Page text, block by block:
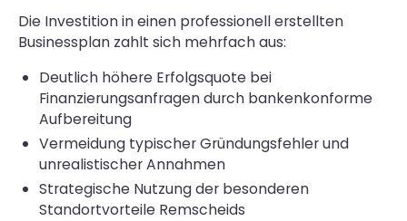
Die Investition in einen professionell erstellten
Businessplan zahlt sich mehrfach aus:
Deutlich höhere Erfolgsquote bei
Finanzierungsanfragen durch bankenkonforme
Aufbereitung
Vermeidung typischer Gründungsfehler und
unrealistischer Annahmen
Strategische Nutzung der besonderen
Standortvorteile Remscheids